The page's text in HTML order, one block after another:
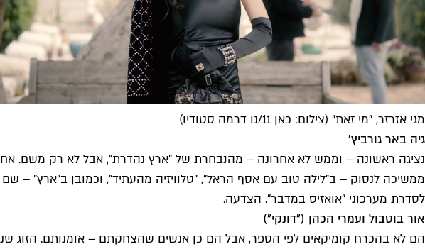
מגי אזרזר, "מי זאת" (צילום: כאן 11/נו דרמה סטודיו)
גיה באר גורביץ'
נציגה ראשונה – וממש לא אחרונה – מהנבחרת של "ארץ נהדרת", אבל לא רק משם. אחת
ממשיכה לנסוק – ב"לילה טוב עם אסף הראל", "טלוויזיה מהעתיד", וכמובן ב"ארץ"
לסדרת מערכוני "אואזיס במדבר". הצדעה.
אור בוטבול ועמרי הכהן ("דונקי")
הם לא בהכרח קומיקאים לפי הספר, אבל הם כן אנשים שהצחקתם – אומנותם. הזוג